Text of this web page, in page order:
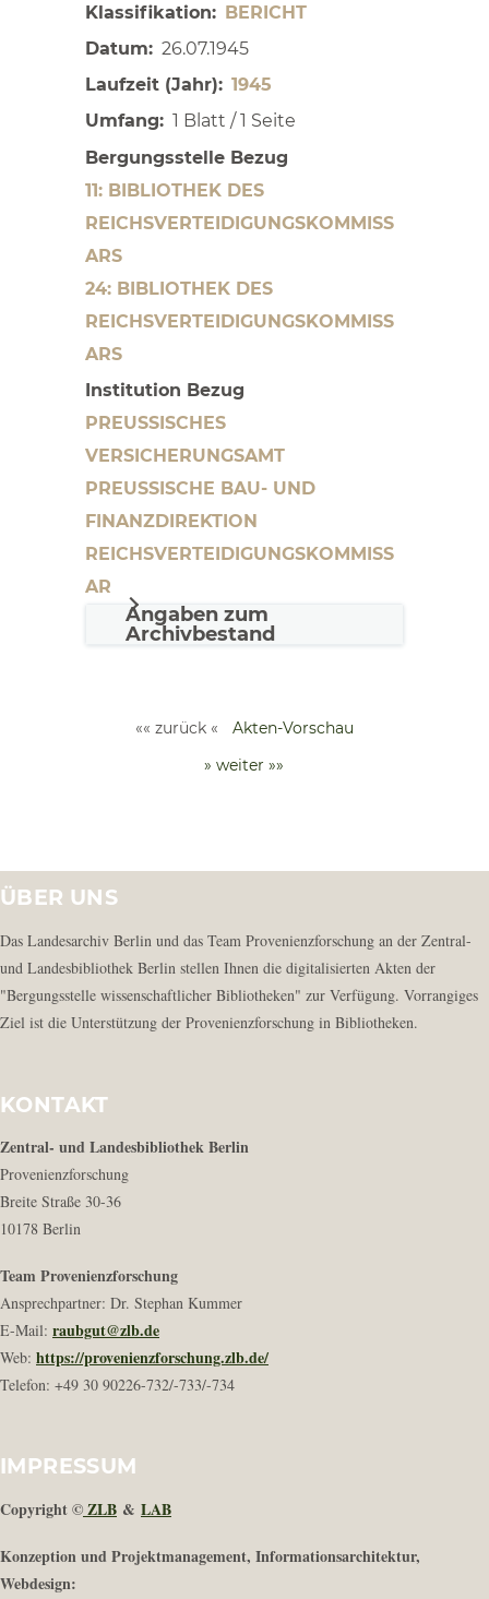
Klassifikation
BERICHT
Datum
26.07.1945
Laufzeit (Jahr)
1945
Umfang
1 Blatt / 1 Seite
Bergungsstelle Bezug
11: BIBLIOTHEK DES
REICHSVERTEIDIGUNGSKOMMISS
ARS
24: BIBLIOTHEK DES
REICHSVERTEIDIGUNGSKOMMISS
ARS
Institution Bezug
PREUSSISCHES V
ERSICHERUNGSAMT
PREUSSISCHE BAU- UND F
INANZDIREKTION
REICHSVERTEIDIGUNGSKOMMISS
AR
Angaben zum
Archivbestand
«« zurück «
Akten-Vorschau
» weiter »»
ÜBER UNS
Das Landesarchiv Berlin und das Team Provenienzforschung an der Zentral-
und Landesbibliothek Berlin stellen Ihnen die digitalisierten Akten der
"Bergungsstelle wissenschaftlicher Bibliotheken" zur Verfügung. Vorrangiges
Ziel ist die Unterstützung der Provenienzforschung in Bibliotheken.
KONTAKT
Zentral- und Landesbibliothek Berlin
Provenienzforschung
Breite Straße 30-36
10178 Berlin
Team Provenienzforschung
Ansprechpartner: Dr. Stephan Kummer
E-Mail: raubgut@zlb.de
Web: https://provenienzforschung.zlb.de/
Telefon: +49 30 90226-732/-733/-734
IMPRESSUM
Copyright ©ZLB & LAB
Konzeption und Projektmanagement, Informationsarchitektur,
Webdesign: